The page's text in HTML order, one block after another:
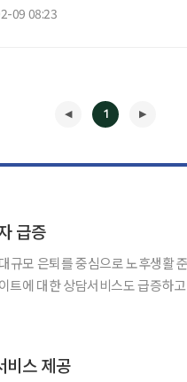
09 08:23
1
급증
모 은퇴를 중심으로 노후생활
담서비스도 급증하고 있는 것으로 나타
비스 제공